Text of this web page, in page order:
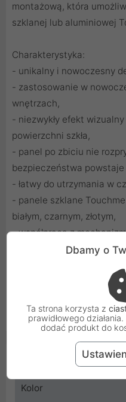
montażową, która
szklanej lub aluminiowej
Charakterystyka:
- unikalny i nowoczesny
- zastosowanie w
wnętrzach,
- niezwykły efekt
powierzchni szkła,
- panel po zbiciu nie
bezpieczeństwa
- łatwy do utrzymania w
- panele szklane
białym, czarnym, złotym,
- współpraca z
pojedynczymi Touchme,
- grubość szkła: ok. 3 mm
Włącznik świeci się na
wyłączone i nieco mocniej
Cechy produktu
Kolor
Dbamy o
Ta strona korzysta z
prawidłowego
dodać produkt do